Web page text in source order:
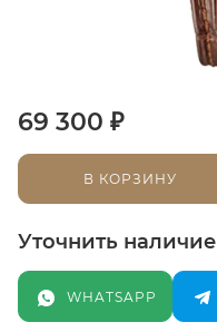
69 300 ₽
В КОРЗИНУ
Уточнить наличие
WHATSAPP